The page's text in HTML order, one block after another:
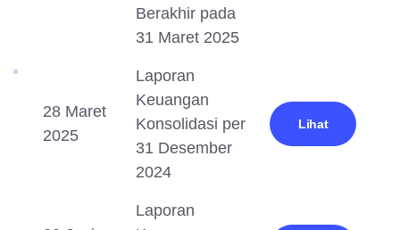
Berakhir pada
31 Maret 2025
28 Maret
2025
Laporan
Keuangan
Konsolidasi per
31 Desember
2024
Lihat
Laporan